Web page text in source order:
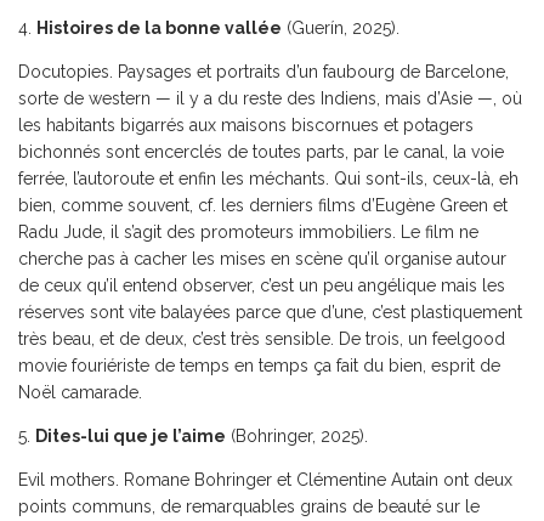
4. Histoires de la bonne vallée (Guerín, 2025).
Docutopies. Paysages et portraits d’un faubourg de Barcelone,
sorte de western — il y a du reste des Indiens, mais d’Asie —, où
les habitants bigarrés aux maisons biscornues et potagers
bichonnés sont encerclés de toutes parts, par le canal, la voie
ferrée, l’autoroute et enfin les méchants. Qui sont-ils, ceux-là, eh
bien, comme souvent, cf. les derniers films d’Eugène Green et
Radu Jude, il s’agit des promoteurs immobiliers. Le film ne
cherche pas à cacher les mises en scène qu’il organise autour
de ceux qu’il entend observer, c’est un peu angélique mais les
réserves sont vite balayées parce que d’une, c’est plastiquement
très beau, et de deux, c’est très sensible. De trois, un feelgood
movie fouriériste de temps en temps ça fait du bien, esprit de
Noël camarade.
5. Dites-lui que je l’aime (Bohringer, 2025).
Evil mothers. Romane Bohringer et Clémentine Autain ont deux
points communs, de remarquables grains de beauté sur le